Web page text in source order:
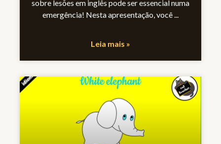
sobre lesões em inglês pode ser essencial numa
emergência! Nesta apresentação, você
Leia mais »